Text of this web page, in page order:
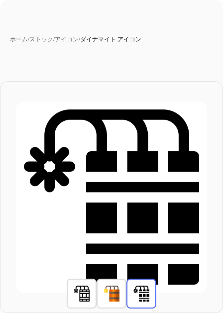
ホーム/ストック/アイコン/ダイナマイト アイコン